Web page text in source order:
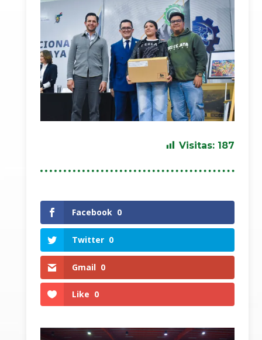
Visitas: 187
Facebook 0
Twitter 0
Gmail 0
Like 0